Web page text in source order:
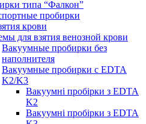
типа “Фалкон”
пробирки
крови
для взятия венозной крови
Вакуумные пробирки без
наполнителя
Вакуумные пробирки с EDTA
K2/K3
Вакуумні пробірки з EDTA
K2
Вакуумні пробірки з EDTA